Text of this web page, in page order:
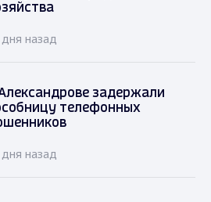
назад
задержали
телефонных
назад